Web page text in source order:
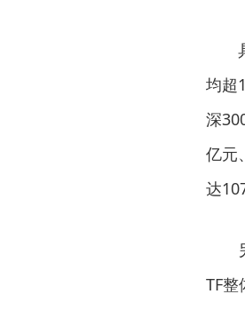
均超
深
亿元
达
TF整